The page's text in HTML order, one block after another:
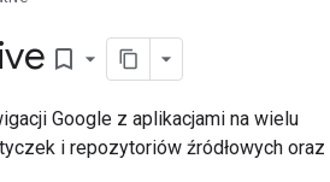
bookmark_border
Google z aplikacjami na wielu
i repozytoriów źródłowych oraz